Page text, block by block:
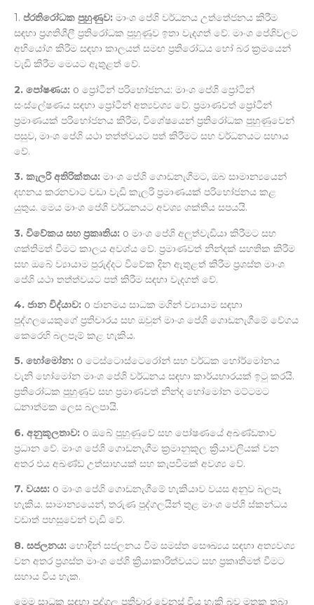
1. ප්රතිරෝධක පුහුණුව: මාංශ පේශි වර්ධනය උත්තේජනය කිරීම
සඳහා ප්‍රගතිශීලී ප්‍රතිරෝධක පුහුණුව ඉතා වැදගත් වේ. මාංශ පේශිවලට
අභියෝග කිරීම සඳහා කාලයත් සමඟ ප්‍රතිරෝධය හෝ බර ක්‍රමයෙන්
වැඩි කිරීම මෙයට ඇතුළත් වේ.
2. පෝෂණය: o ප්‍රෝටීන් පරිභෝජනය: මාංශ පේශි ප්‍රෝටීන්
සංස්ලේෂණය සඳහා ප්‍රෝටීන් අත්‍යවශ්‍ය වේ. ප්‍රමාණවත් ප්‍රෝටීන්
ප්‍රමාණයක් පරිභෝජනය කිරීම, විශේෂයෙන් ප්‍රතිරෝධක පුහුණුවෙන්
පසුව, මාංශ පේශි යථා තත්ත්වයට පත් කිරීමට සහ වර්ධනයට සහාය
වේ.
3. කැලරිඅතිරික්තය: මාංශ පේශි ගොඩනැගීමට, ඔබ සාමාන්‍යයෙන්
දහනය කරනවාට වඩා වැඩි කැලරි ප්‍රමාණයක් පරිභෝජනය කළ
යුතුය. මෙය මාංශ පේශි වර්ධනයට අවශ්‍ය ශක්තිය සපයයි.
3. විවේකය සහ ප්‍රකෘතිය: o මාංශ පේශි අලුත්වැඩියා කිරීමට සහ
ශක්තිමත් වීමට කාලය අවශ්ය වේ. ප්‍රමාණවත් නින්දක් සහතික කිරීම
සහ ඔබේ ව්‍යායාම පුරුද්දට විවේක දින ඇතුළත් කිරීම ප්‍රශස්ත මාංශ
පේශි යථා තත්ත්වයට පත් කිරීම සඳහා වැදගත් වේ.
4. ජාන විද්යාව: o ජානමය සාධක මගින් ව්‍යායාම සඳහා
පුද්ගලයෙකුගේ ප්‍රතිචාරය සහ ඔවුන් මාංශ පේශි ගොඩනැගීමේ වේගය
කෙරෙහි බලපෑම් කළ හැකිය.
5. හෝමෝන: o ටෙස්ටොස්ටෙරෝන් සහ වර්ධක හෝර්මෝනය
වැනි හෝමෝන මාංශ පේශි වර්ධනය සඳහා කාර්යභාරයක් ඉටු කරයි.
ප්‍රතිරෝධක පුහුණුව සහ ප්‍රමාණවත් නින්ද හෝමෝන මට්ටමට
ධනාත්මක ලෙස බලපායි.
6. අනුකූලතාව: o ඔබේ පුහුණුවේ සහ පෝෂණයේ අඛණ්ඩතාව
ප්‍රධාන වේ. මාංශ පේශි ගොඩනැගීම ක්‍රමානුකූල ක්‍රියාවලියක් වන
අතර එය අඛණ්ඩ උත්සාහයක් සහ කැපවීමක් අවශ්‍ය වේ.
7. වයස: o මාංශ පේශි ගොඩනැගීමේ හැකියාව වයස අනුව බලපෑ
හැකිය. සාමාන්‍යයෙන්, තරුණ පුද්ගලයින් තුළ මාංශ පේශි ස්කන්ධය
වඩාත් පහසුවෙන් වැඩි වේ.
8. සජලනය: හොඳින් සජලනය වීම සමස්ත සෞඛ්‍යය සඳහා අත්‍යවශ්‍ය
වන අතර ප්‍රශස්ත මාංශ පේශි ක්‍රියාකාරිත්වයට සහ ප්‍රකෘතිමත් වීමට
සහාය විය හැක.
මෙම සාධක සඳහා පුද්ගල ප්‍රතිචාර වෙනස් විය හැකි බව මතක තබා